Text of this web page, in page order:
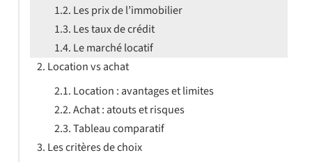
Les prix de l’immobilier
Les taux de crédit
Le marché locatif
Location vs achat
Location : avantages et limites
Achat : atouts et risques
Tableau comparatif
Les critères de choix